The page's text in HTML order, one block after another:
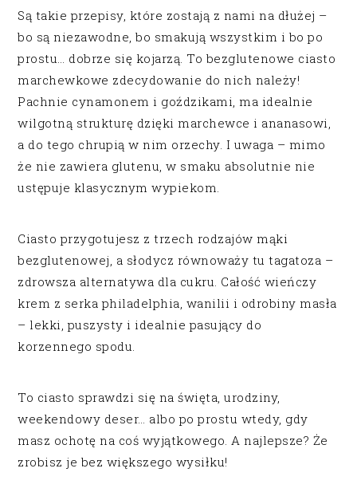
Są takie przepisy, które zostają z nami na dłużej –
bo są niezawodne, bo smakują wszystkim i bo po
prostu… dobrze się kojarzą. To bezglutenowe ciasto
marchewkowe zdecydowanie do nich należy!
Pachnie cynamonem i goździkami, ma idealnie
wilgotną strukturę dzięki marchewce i ananasowi,
a do tego chrupią w nim orzechy. I uwaga – mimo
że nie zawiera glutenu, w smaku absolutnie nie
ustępuje klasycznym wypiekom.
Ciasto przygotujesz z trzech rodzajów mąki
bezglutenowej, a słodycz równoważy tu tagatoza –
zdrowsza alternatywa dla cukru. Całość wieńczy
krem z serka philadelphia, wanilii i odrobiny masła
– lekki, puszysty i idealnie pasujący do
korzennego spodu.
To ciasto sprawdzi się na święta, urodziny,
weekendowy deser… albo po prostu wtedy, gdy
masz ochotę na coś wyjątkowego. A najlepsze? Że
zrobisz je bez większego wysiłku!